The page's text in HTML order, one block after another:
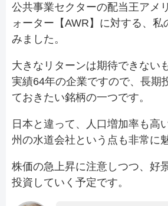
公共事業セクターの配当王アメ
ォーター【AWR】に対する、私
みました。
大きなリターンは期待できない
実績64年の企業ですので、長期
ておきたい銘柄の一つです。
日本と違って、人口増加率も高
州の水道会社という点も非常に
株価の急上昇に注意しつつ、好
投資していく予定です。